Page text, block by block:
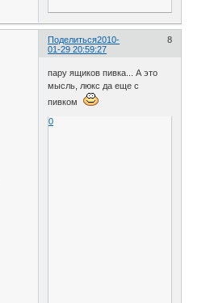
Поделиться 8
2010-
01-29 20:59:27
пару ящиков пивка... А это
мысль, люкс да еще с
пивком
0